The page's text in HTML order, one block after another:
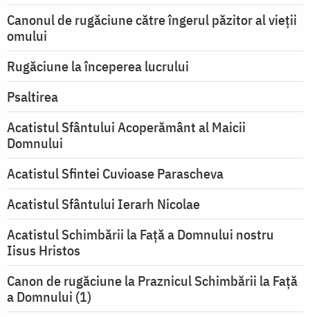
Canonul de rugăciune către îngerul păzitor al vieții
omului
Rugăciune la începerea lucrului
Psaltirea
Acatistul Sfântului Acoperământ al Maicii
Domnului
Acatistul Sfintei Cuvioase Parascheva
Acatistul Sfântului Ierarh Nicolae
Acatistul Schimbării la Faţă a Domnului nostru
Iisus Hristos
Canon de rugăciune la Praznicul Schimbării la Faţă
a Domnului (1)